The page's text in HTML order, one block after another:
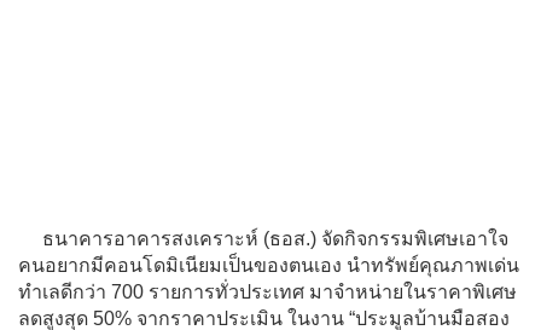
ธนาคารอาคารสงเคราะห์ (ธอส.) จัดกิจกรรมพิเศษเอาใจ
คนอยากมีคอนโดมิเนียมเป็นของตนเอง นำทรัพย์คุณภาพเด่น
ทำเลดีกว่า 700 รายการทั่วประเทศ มาจำหน่ายในราคาพิเศษ
ลดสูงสุด 50% จากราคาประเมิน ในงาน “ประมูลบ้านมือสอง